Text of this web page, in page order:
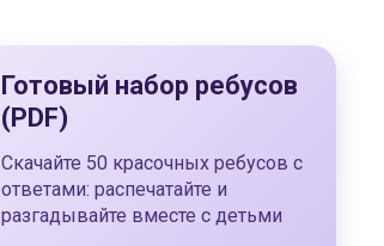
Готовый набор ребусов
(PDF)
Скачайте 50 красочных ребусов с
ответами: распечатайте и
разгадывайте вместе с детьми